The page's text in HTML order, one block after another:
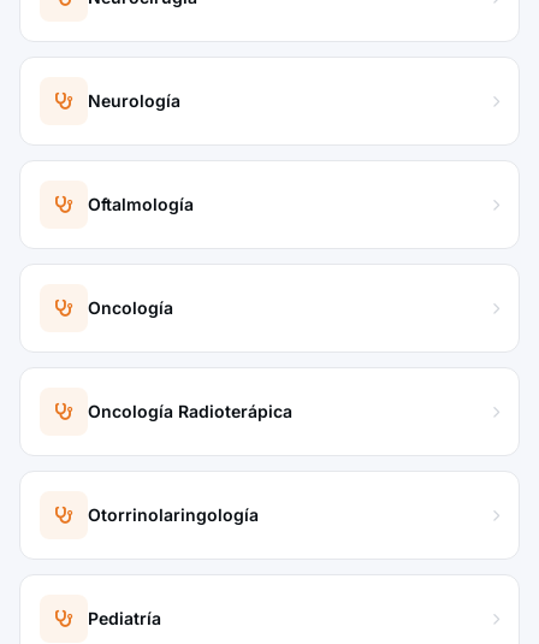
Neurología
Oftalmología
Oncología
Oncología Radioterápica
Otorrinolaringología
Pediatría